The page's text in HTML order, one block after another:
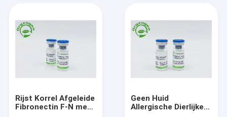
Rijst Korrel Afgeleide
Fibronectin F-N met
Geen Huid
Allergische Dierlijke